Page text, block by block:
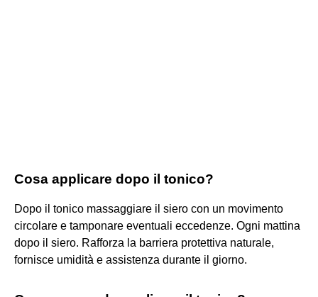
Cosa applicare dopo il tonico?
Dopo il tonico massaggiare il siero con un movimento
circolare e tamponare eventuali eccedenze. Ogni mattina
dopo il siero. Rafforza la barriera protettiva naturale,
fornisce umidità e assistenza durante il giorno.